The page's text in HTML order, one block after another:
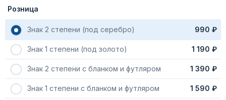
Розница
Знак 2 степени (под серебро) 990 ₽
Знак 1 степени (под золото) 1 190 ₽
Знак 2 степени с бланком и футляром 1 390 ₽
Знак 1 степени с бланком и футляром 1 590 ₽